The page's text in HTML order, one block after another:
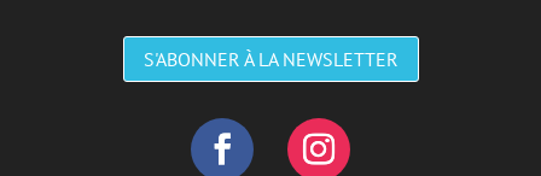
S'ABONNER À LA NEWSLETTER